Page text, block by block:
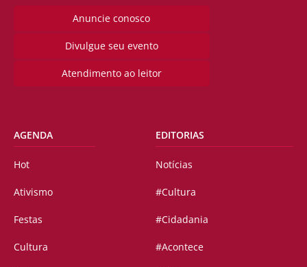
Anuncie conosco
Divulgue seu evento
Atendimento ao leitor
AGENDA
Hot
Ativismo
Festas
Cultura
EDITORIAS
Notícias
#Cultura
#Cidadania
#Acontece